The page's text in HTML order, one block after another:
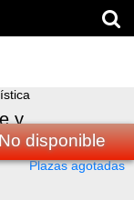
disponible
y
Plazas agotadas